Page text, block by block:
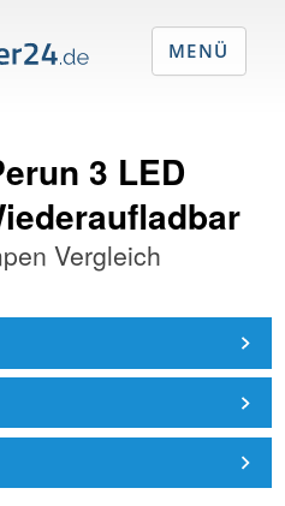
3 LED
Vergleich
MENÜ